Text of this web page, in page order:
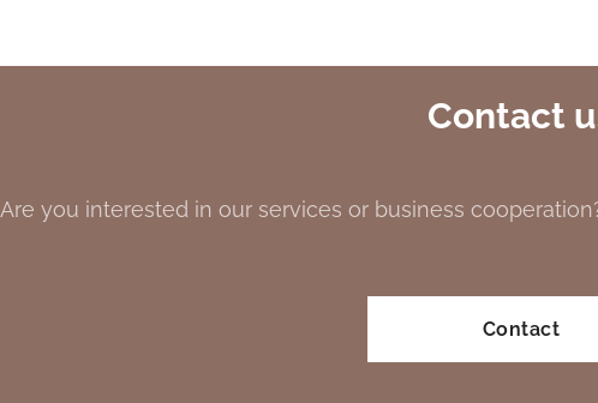
Contact
Are you interested in our services or business
Contact